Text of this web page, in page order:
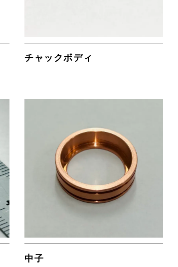
チャックボディ
中子